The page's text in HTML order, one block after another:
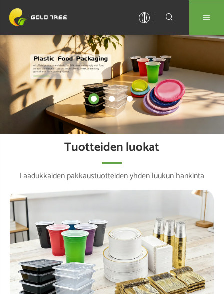
 
Tuotteiden luokat
Laadukkaiden pakkaustuotteiden yhden luukun hankinta